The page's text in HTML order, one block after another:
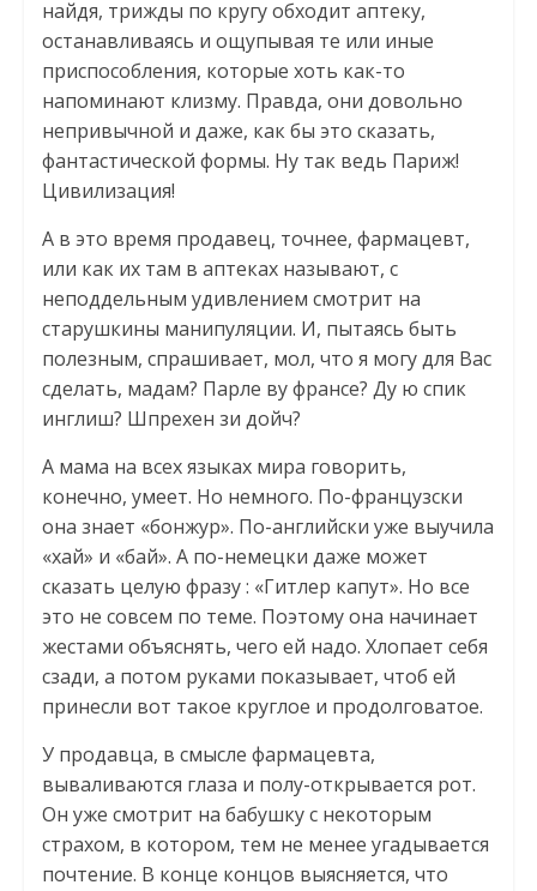
найдя, трижды по кругу обходит аптеку,
останавливаясь и ощупывая те или иные
приспособления, которые хоть как-то
напоминают клизму. Правда, они довольно
непривычной и даже, как бы это сказать,
фантастической формы. Ну так ведь Париж!
Цивилизация!
А в это время продавец, точнее, фармацевт,
или как их там в аптеках называют, с
неподдельным удивлением смотрит на
старушкины манипуляции. И, пытаясь быть
полезным, спрашивает, мол, что я могу для Вас
сделать, мадам? Парле ву франсе? Ду ю спик
инглиш? Шпрехен зи дойч?
А мама на всех языках мира говорить,
конечно, умеет. Но немного. По-французски
она знает «бонжур». По-английски уже выучила
«хай» и «бай». А по-немецки даже может
сказать целую фразу : «Гитлер капут». Но все
это не совсем по теме. Поэтому она начинает
жестами объяснять, чего ей надо. Хлопает себя
сзади, а потом руками показывает, чтоб ей
принесли вот такое круглое и продолговатое.
У продавца, в смысле фармацевта,
вываливаются глаза и полу-открывается рот.
Он уже смотрит на бабушку с некоторым
страхом, в котором, тем не менее угадывается
почтение. В конце концов выясняется, что